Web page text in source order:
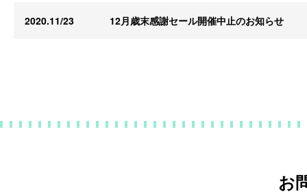
2020.11/23 12月歳末感謝セール開催中止のお知らせ
お